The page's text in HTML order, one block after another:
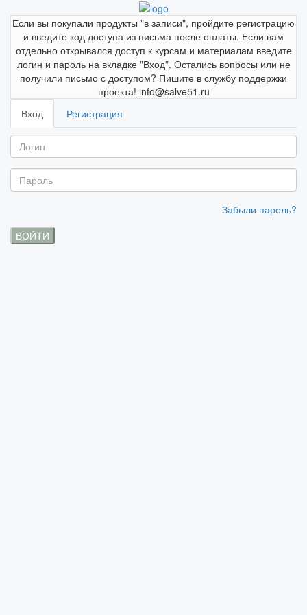
Если вы покупали продукты "в записи", пройдите регистрацию
и введите код доступа из письма после оплаты. Если вам
отдельно открывался доступ к курсам и материалам введите
логин и пароль на вкладке "Вход". Остались вопросы или не
получили письмо с доступом? Пишите в службу поддержки
проекта! info@salve51.ru
Вход
Регистрация
Забыли пароль?
ВОЙТИ